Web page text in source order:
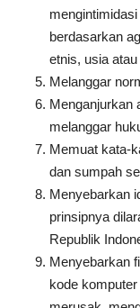
berdasarkan
etnis, usia
Melanggar
Menganjurkan
melanggar
Memuat kata-
dan sumpah
Menyebarkan
prinsipnya
Republik
Menyebarkan
kode